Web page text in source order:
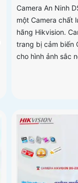
Camera An Ninh
một Camera chất
hãng Hikvision.
trang bị cảm biến
cho hình ảnh sắc